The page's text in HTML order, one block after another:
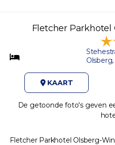
Fletcher
KAART
De getoonde foto's geven
Fletcher Parkhotel Olsberg-